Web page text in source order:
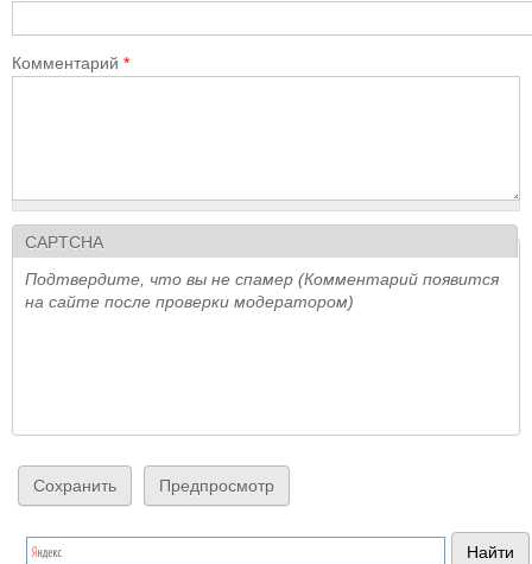
Комментарий *
CAPTCHA
Подтвердите, что вы не спамер (Комментарий появится
на сайте после проверки модератором)